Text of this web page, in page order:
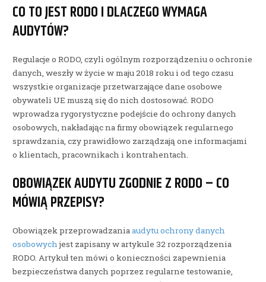
CO TO JEST RODO I DLACZEGO WYMAGA
AUDYTÓW?
Regulacje o RODO, czyli ogólnym rozporządzeniu o ochronie
danych, weszły w życie w maju 2018 roku i od tego czasu
wszystkie organizacje przetwarzające dane osobowe
obywateli UE muszą się do nich dostosować. RODO
wprowadza rygorystyczne podejście do ochrony danych
osobowych, nakładając na firmy obowiązek regularnego
sprawdzania, czy prawidłowo zarządzają one informacjami
o klientach, pracownikach i kontrahentach.
OBOWIĄZEK AUDYTU ZGODNIE Z RODO – CO
MÓWIĄ PRZEPISY?
Obowiązek przeprowadzaniaaudytu ochrony danych
osobowychjest zapisany w artykule 32 rozporządzenia
RODO. Artykuł ten mówi o konieczności zapewnienia
bezpieczeństwa danych poprzez regularne testowanie,